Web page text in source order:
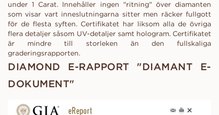
under 1 Carat. Innehåller ingen "ritning" över diamanten
som visar vart inneslutningarna sitter men räcker fullgott
för de flesta syften. Certifikatet har liksom alla de övriga
flera detaljer såsom UV-detaljer samt hologram. Certifikatet
är mindre till storleken än den fullskaliga
graderingsrapporten.
DIAMOND E-RAPPORT "DIAMANT E-
DOKUMENT"